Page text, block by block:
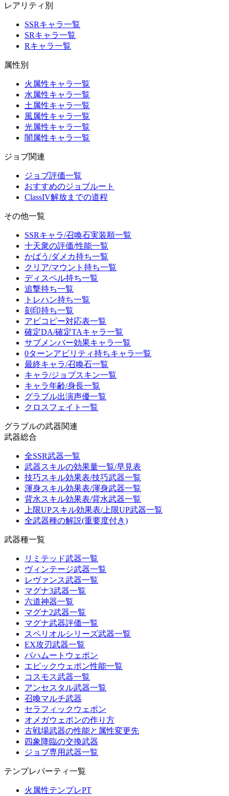
レアリティ別
SSRキャラ一覧
SRキャラ一覧
Rキャラ一覧
属性別
火属性キャラ一覧
水属性キャラ一覧
土属性キャラ一覧
風属性キャラ一覧
光属性キャラ一覧
闇属性キャラ一覧
ジョブ関連
ジョブ評価一覧
おすすめのジョブルート
ClassIV解放までの道程
その他一覧
SSRキャラ/召喚石実装順一覧
十天衆の評価/性能一覧
かばう/ダメカ持ち一覧
クリア/マウント持ち一覧
ディスペル持ち一覧
追撃持ち一覧
トレハン持ち一覧
刻印持ち一覧
アビコピー対応表一覧
確定DA/確定TAキャラ一覧
サブメンバー効果キャラ一覧
0ターンアビリティ持ちキャラ一覧
最終キャラ/召喚石一覧
キャラ/ジョブスキン一覧
キャラ年齢/身長一覧
グラブル出演声優一覧
クロスフェイト一覧
グラブルの武器関連
武器総合
全SSR武器一覧
武器スキルの効果量一覧/早見表
技巧スキル効果表/技巧武器一覧
渾身スキル効果表/渾身武器一覧
背水スキル効果表/背水武器一覧
上限UPスキル効果表/上限UP武器一覧
全武器種の解説(重要度付き)
武器種一覧
リミテッド武器一覧
ヴィンテージ武器一覧
レヴァンス武器一覧
マグナ3武器一覧
六道神器一覧
マグナ2武器一覧
マグナ武器評価一覧
スペリオルシリーズ武器一覧
EX攻刃武器一覧
バハムートウェポン
エピックウェポン性能一覧
コスモス武器一覧
アンセスタル武器一覧
召喚マルチ武器
セラフィックウェポン
オメガウェポンの作り方
古戦場武器の性能と属性変更先
四象降臨の交換武器
ジョブ専用武器一覧
テンプレパーティ一覧
火属性テンプレPT